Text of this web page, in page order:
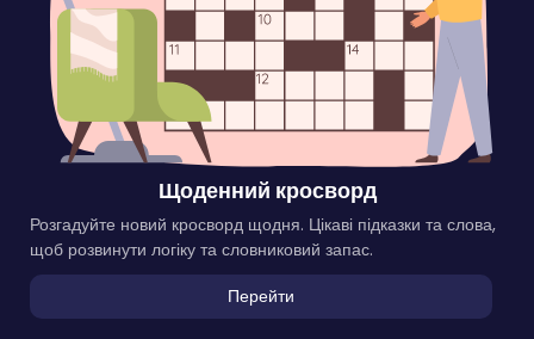
Щоденний кросворд
Розгадуйте новий кросворд щодня. Цікаві підказки та слова,
щоб розвинути логіку та словниковий запас.
Перейти